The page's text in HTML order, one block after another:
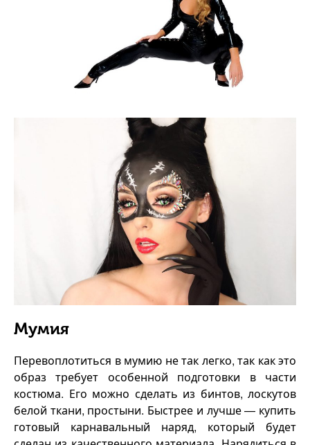
Мумия
Перевоплотиться в мумию не так легко, так как это
образ требует особенной подготовки в части
костюма. Его можно сделать из бинтов, лоскутов
белой ткани, простыни. Быстрее и лучше — купить
готовый карнавальный наряд, который будет